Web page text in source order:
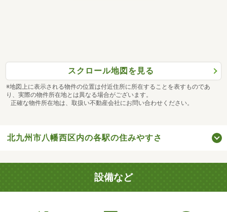
スクロール地図を見る
※地図上に表示される物件の位置は付近住所に所在することを表すものであ
り、実際の物件所在地とは異なる場合がございます。
正確な物件所在地は、取扱い不動産会社にお問い合わせください。
北九州市八幡西区内の各駅の住みやすさ
設備など